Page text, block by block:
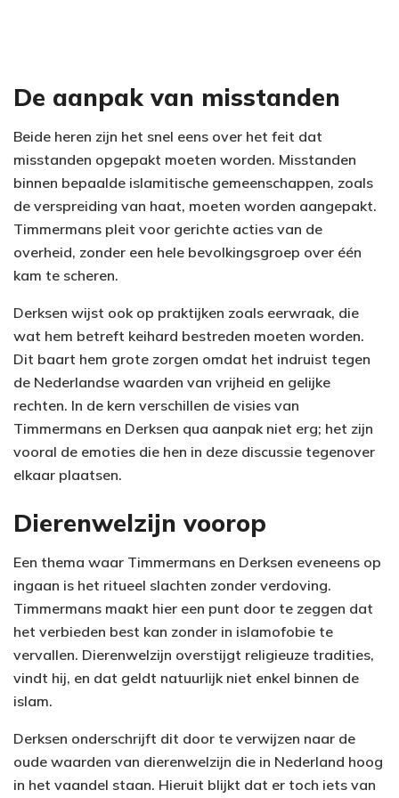
De aanpak van misstanden
Beide heren zijn het snel eens over het feit dat
misstanden opgepakt moeten worden. Misstanden
binnen bepaalde islamitische gemeenschappen, zoals
de verspreiding van haat, moeten worden aangepakt.
Timmermans pleit voor gerichte acties van de
overheid, zonder een hele bevolkingsgroep over één
kam te scheren.
Derksen wijst ook op praktijken zoals eerwraak, die
wat hem betreft keihard bestreden moeten worden.
Dit baart hem grote zorgen omdat het indruist tegen
de Nederlandse waarden van vrijheid en gelijke
rechten. In de kern verschillen de visies van
Timmermans en Derksen qua aanpak niet erg; het zijn
vooral de emoties die hen in deze discussie tegenover
elkaar plaatsen.
Dierenwelzijn voorop
Een thema waar Timmermans en Derksen eveneens op
ingaan is het ritueel slachten zonder verdoving.
Timmermans maakt hier een punt door te zeggen dat
het verbieden best kan zonder in islamofobie te
vervallen. Dierenwelzijn overstijgt religieuze tradities,
vindt hij, en dat geldt natuurlijk niet enkel binnen de
islam.
Derksen onderschrijft dit door te verwijzen naar de
oude waarden van dierenwelzijn die in Nederland hoog
in het vaandel staan. Hieruit blijkt dat er toch iets van